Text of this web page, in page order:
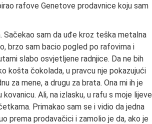
rafove Genetove prodavnice koju sam
Sačekao sam da uđe kroz teška metalna
brzo sam bacio pogled po rafovima i
slabo osvjetljene radnjice. Da ne bih
košta čokolada, u pravcu nje pokazujući
za mene, a drugu za brata. Ona mi ih je
Ali, na izlasku, u rafu s moje lijeve
Primakao sam se i vidio da jedna
prema prodavačici i zamolio je da, ako je